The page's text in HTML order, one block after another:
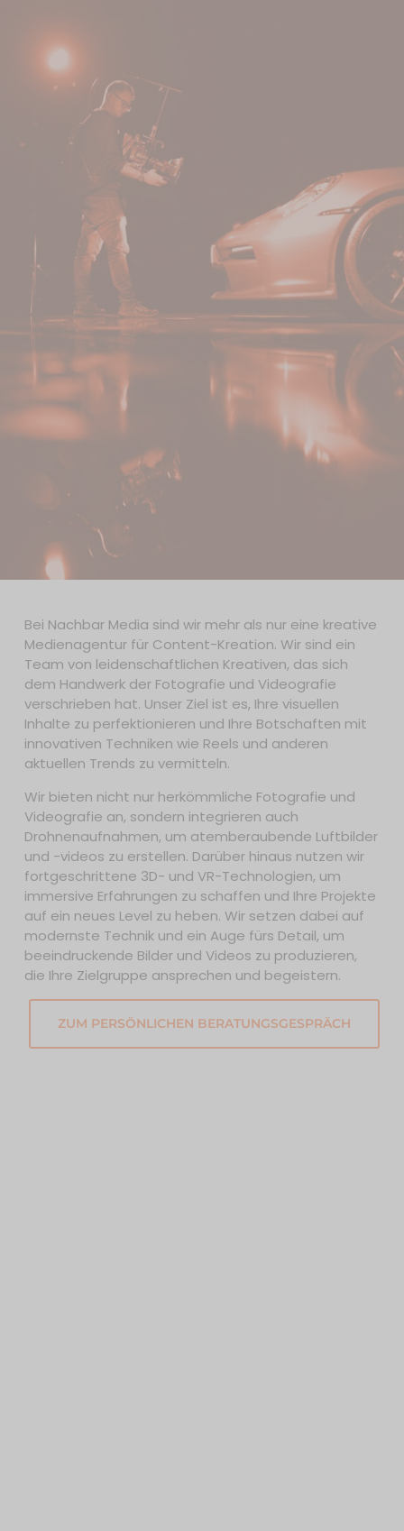
Bei Nachbar Media sind wir mehr als nur eine kreative
Medienagentur für Content-Kreation. Wir sind ein
Team von leidenschaftlichen Kreativen, das sich
dem Handwerk der Fotografie und Videografie
verschrieben hat. Unser Ziel ist es, Ihre visuellen
Inhalte zu perfektionieren und Ihre Botschaften mit
innovativen Techniken wie Reels und anderen
aktuellen Trends zu vermitteln.
Wir bieten nicht nur herkömmliche Fotografie und
Videografie an, sondern integrieren auch
Drohnenaufnahmen, um atemberaubende Luftbilder
und -videos zu erstellen. Darüber hinaus nutzen wir
fortgeschrittene 3D- und VR-Technologien, um
immersive Erfahrungen zu schaffen und Ihre Projekte
auf ein neues Level zu heben. Wir setzen dabei auf
modernste Technik und ein Auge fürs Detail, um
beeindruckende Bilder und Videos zu produzieren,
die Ihre Zielgruppe ansprechen und begeistern.
ZUM PERSÖNLICHEN BERATUNGSGESPRÄCH